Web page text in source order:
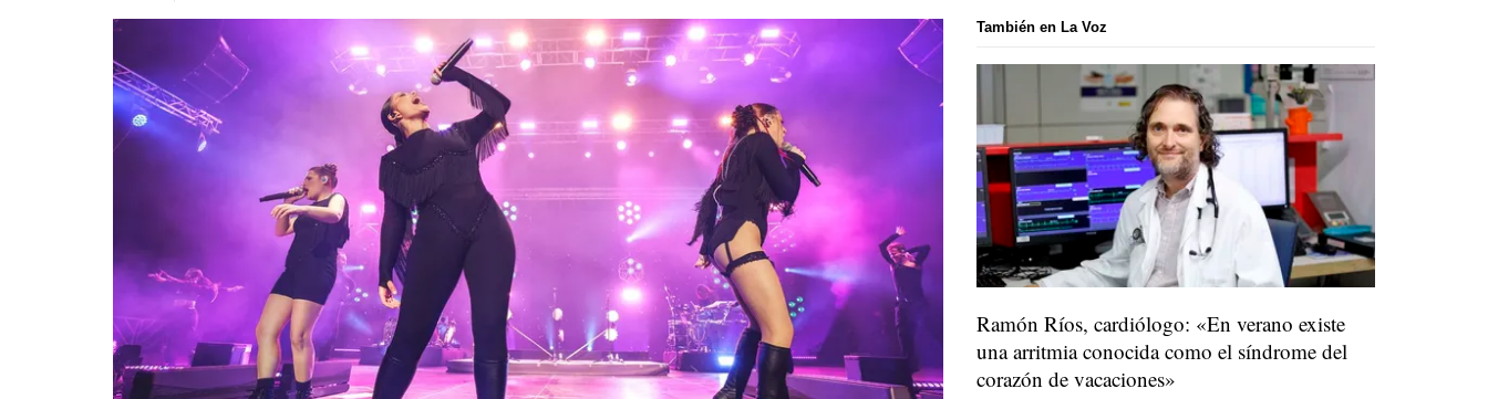
También en La Voz
Ramón Ríos, cardiólogo: «En verano existe
una arritmia conocida como el síndrome del
corazón de vacaciones»